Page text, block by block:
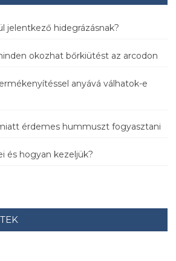
jelentkező hidegrázásnak?
okozhat bőrkiütést az arcodon
anyává válhatok-e
érdemes hummuszt fogyasztani
és hogyan kezeljük?